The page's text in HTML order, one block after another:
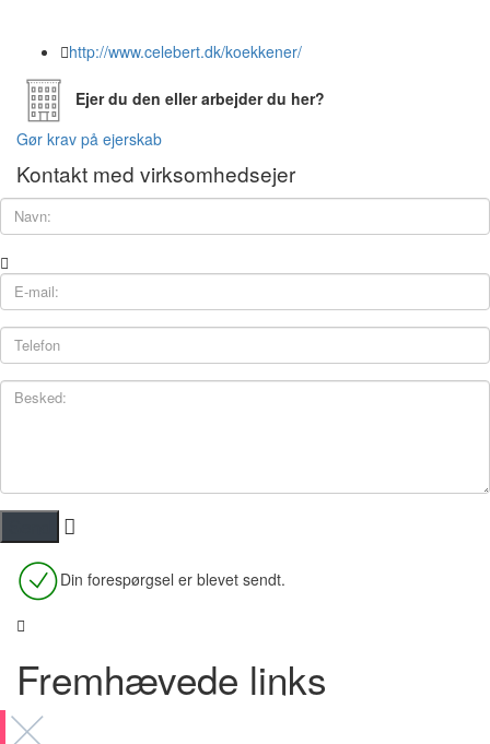
http://www.celebert.dk/koekkener/
Ejer du den eller arbejder du her?
Gør krav på ejerskab
Kontakt med virksomhedsejer
Din forespørgsel er blevet sendt.
Fremhævede links